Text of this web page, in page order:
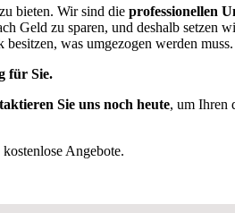
bieten. Wir sind die professionellen
zu sparen, und deshalb setzen
was umgezogen werden muss.
für Sie.
Sie uns noch heute, um Ihren
Angebote.